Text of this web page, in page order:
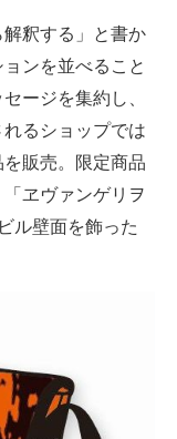
釈する」と書か
ンを並べること
ージを集約し、
るショップでは
販売。限定商品
ヱヴァンゲリヲ
ル壁面を飾った